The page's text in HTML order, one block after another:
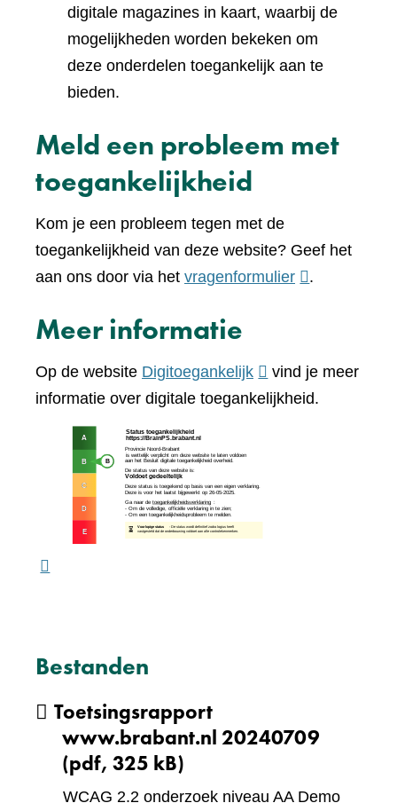
digitale magazines in kaart, waarbij de
mogelijkheden worden bekeken om
deze onderdelen toegankelijk aan te
bieden.
Meld een probleem met
toegankelijkheid
Kom je een probleem tegen met de
toegankelijkheid van deze website? Geef het
aan ons door via het vragenformulier(verwijst
website)
.
Meer informatie
Op de website Digitoegankelijk(verwijst
naar
vind je meer
informatie over digitale toegankelijkheid.
Bestanden
Toetsingsrapport
www.brabant.nl 20240709
(pdf, 325 kB)
WCAG 2.2 onderzoek niveau AA Demo